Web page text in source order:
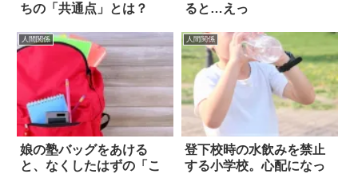
ちの「共通点」とは？
ると…えっ
人間関係
娘の塾バッグをあける
と、なくしたはずの「こ
人間関係
登下校時の水飲みを禁止
する小学校。心配になっ